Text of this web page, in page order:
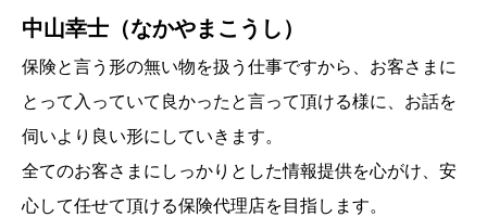
中山幸士（なかやまこうし）
保険と言う形の無い物を扱う仕事ですから、お客さまに
とって入っていて良かったと言って頂ける様に、お話を
伺いより良い形にしていきます。
全てのお客さまにしっかりとした情報提供を心がけ、安
心して任せて頂ける保険代理店を目指します。